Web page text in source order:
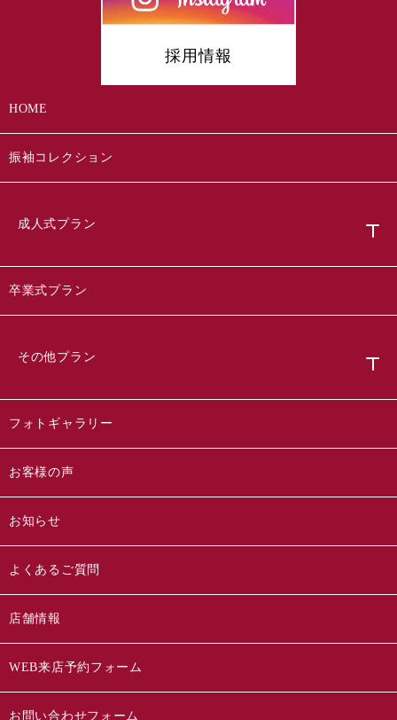
採用情報
HOME
振袖コレクション
成人式プラン
卒業式プラン
その他プラン
フォトギャラリー
お客様の声
お知らせ
よくあるご質問
店舗情報
WEB来店予約フォーム
お問い合わせフォーム